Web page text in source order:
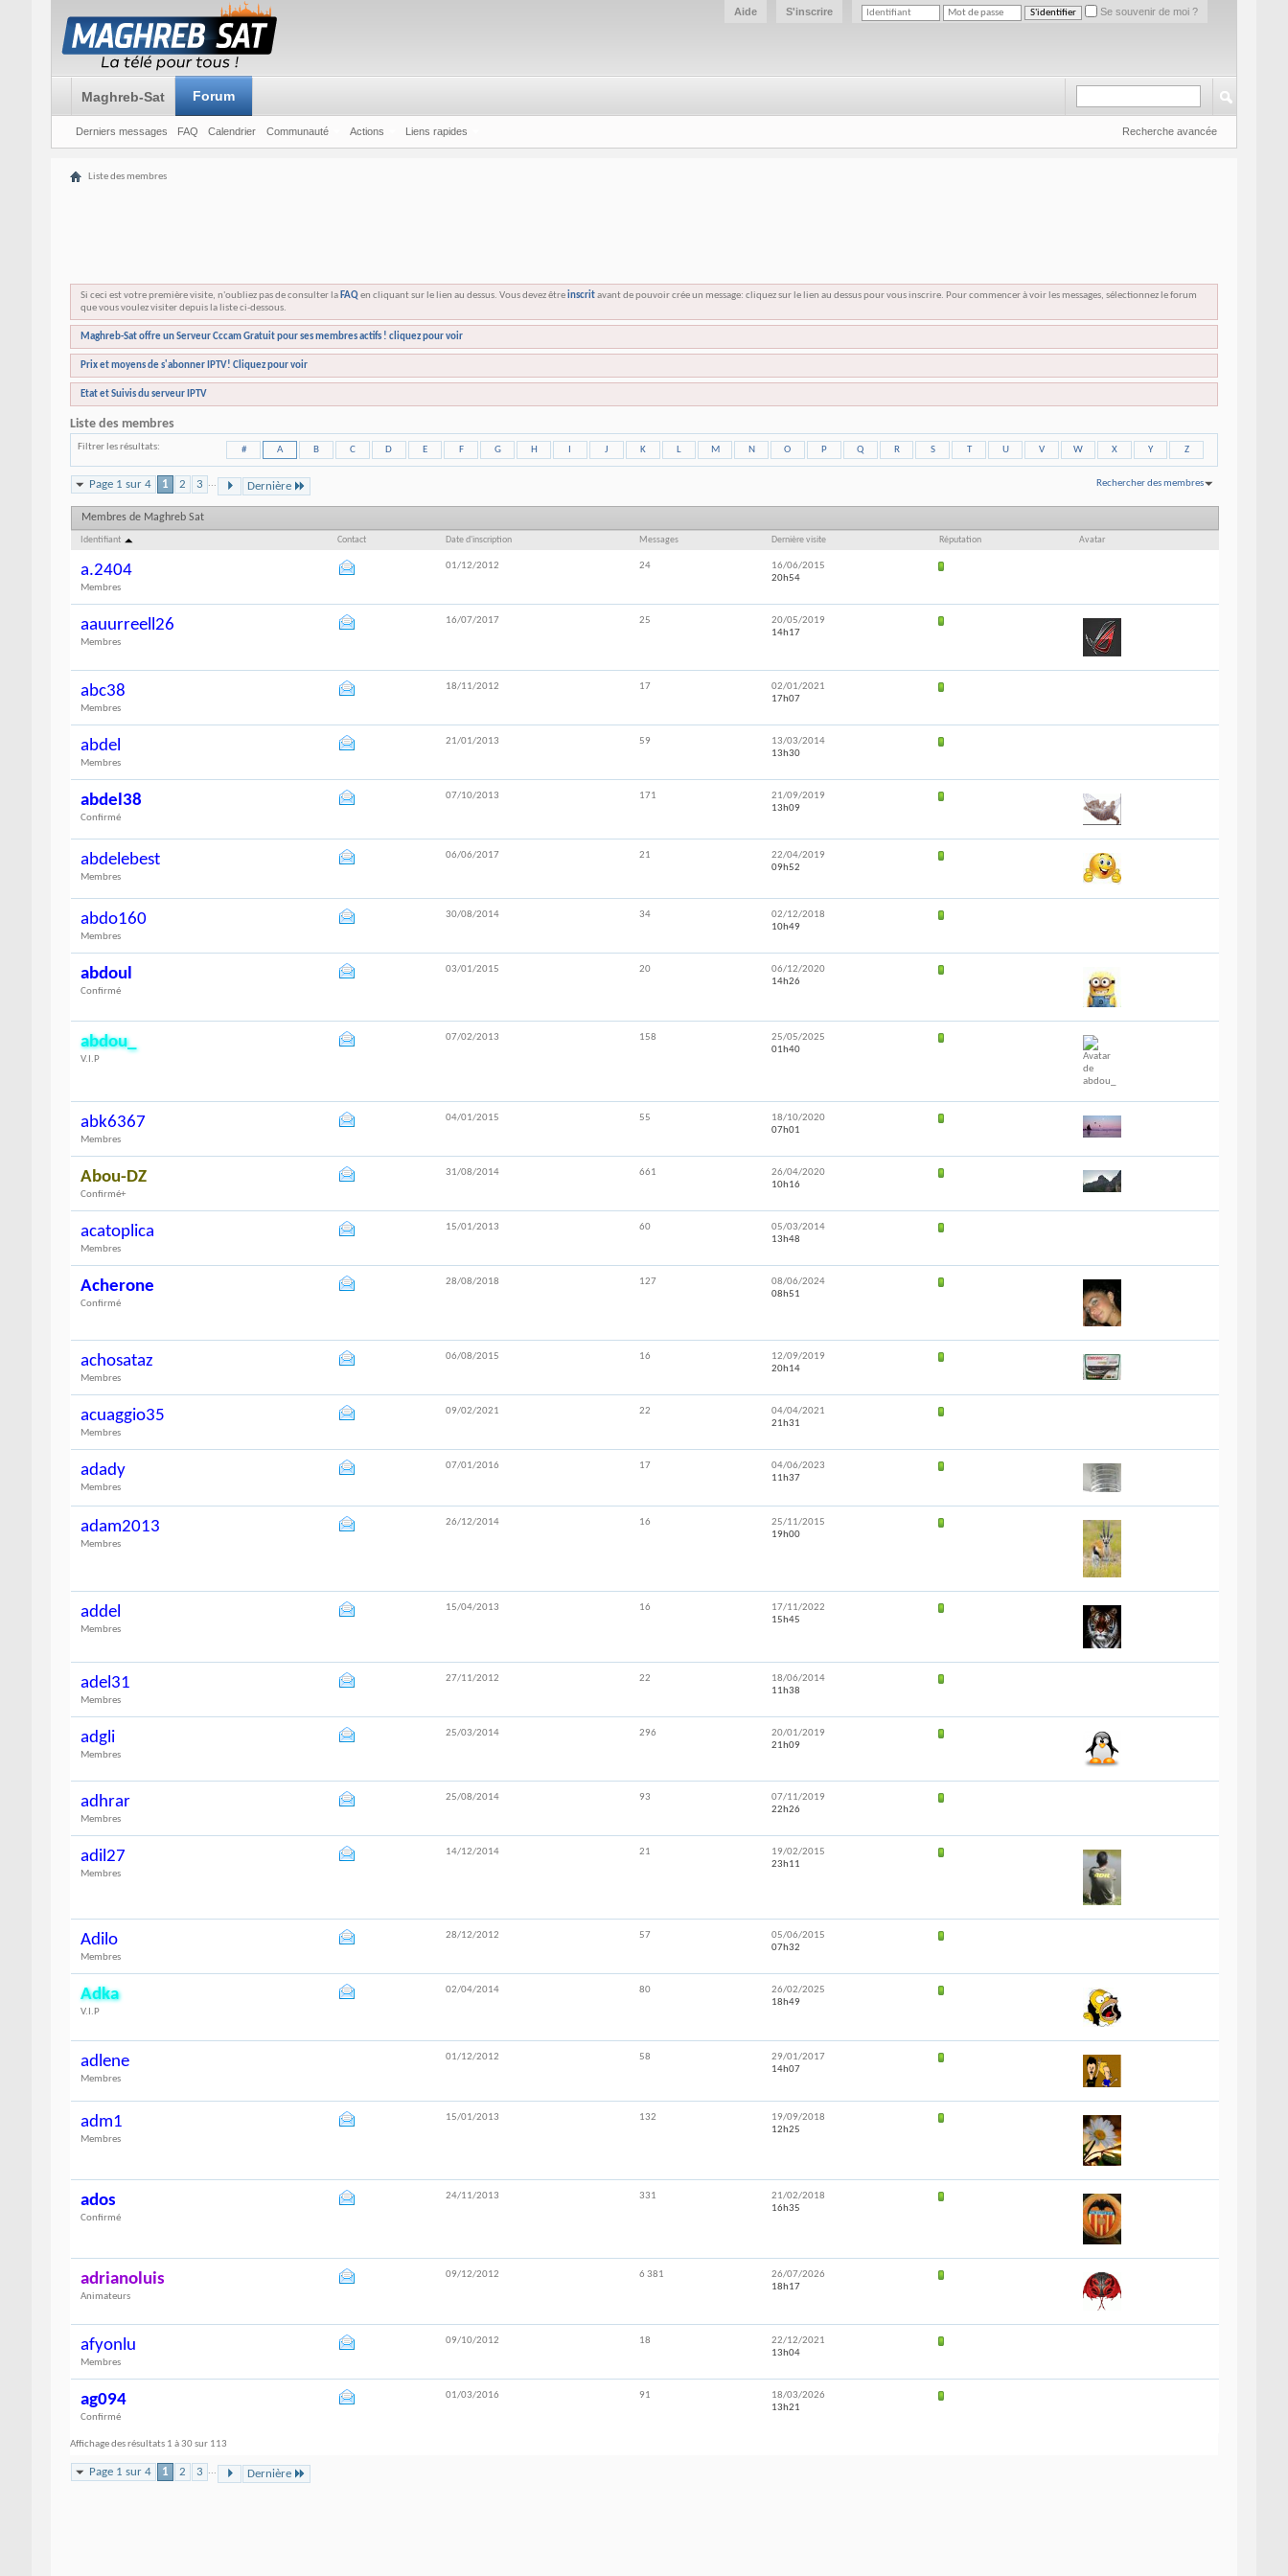
Se souvenir de moi ?
S'inscrire
Aide
Maghreb-Sat Forum
Derniers messages FAQ Calendrier Communauté Actions Liens rapides Recherche avancée
Liste des membres
Si ceci est votre première visite, n'oubliez pas de consulter la FAQen cliquant sur le lien au dessus. Vous devez êtreinscritavant de pouvoir crée un message: cliquez sur le lien au dessus pour vous inscrire. Pour commencer à voir les messages, sélectionnez le forum
que vous voulez visiter depuis la liste ci-dessous.
Maghreb-Sat offre un Serveur Cccam Gratuit pour ses membres actifs ! cliquez pour voir
Prix et moyens de s'abonner IPTV! Cliquez pour voir
Etat et Suivis du serveur IPTV
Liste des membres
Filtrer les résultats # A B C D E F G H J K L M N O P Q R S T U V W X Y Z
Page 1 sur 4 1 2 3 ... Dernière Rechercher des membres
Membres de Maghreb Sat
Identifiant Contact Date d'inscription Messages Dernière visite Réputation Avatar
a.2404
Membres
01/12/2012 24
16/06/2015
20h54
aauurreell26
Membres
16/07/2017 25
20/05/2019
14h17
abc38
Membres
18/11/2012 17
02/01/2021
17h07
abdel
Membres
21/01/2013 59
13/03/2014
13h30
abdel38
Confirmé
07/10/2013 171
21/09/2019
13h09
abdelebest
Membres
06/06/2017 21
22/04/2019
09h52
abdo160
Membres
30/08/2014 34
02/12/2018
10h49
abdoul
Confirmé
03/01/2015 20
06/12/2020
14h26
abdou_
V.I.P
07/02/2013 158
25/05/2025
01h40
abk6367
Membres
04/01/2015 55
18/10/2020
07h01
Abou-DZ
Confirmé+
31/08/2014 661
26/04/2020
10h16
acatoplica
Membres
15/01/2013 60
05/03/2014
13h48
Acherone
Confirmé
28/08/2018 127
08/06/2024
08h51
achosataz
Membres
06/08/2015 16
12/09/2019
20h14
acuaggio35
Membres
09/02/2021 22
04/04/2021
21h31
adady
Membres
07/01/2016 17
04/06/2023
11h37
adam2013
Membres
26/12/2014 16
25/11/2015
19h00
addel
Membres
15/04/2013 16
17/11/2022
15h45
adel31
Membres
27/11/2012 22
18/06/2014
11h38
adgli
Membres
25/03/2014 296
20/01/2019
21h09
adhrar
Membres
25/08/2014 93
07/11/2019
22h26
adil27
Membres
14/12/2014 21
19/02/2015
23h11
Adilo
Membres
28/12/2012 57
05/06/2015
07h32
Adka
V.I.P
02/04/2014 80
26/02/2025
18h49
adlene
Membres
01/12/2012 58
29/01/2017
14h07
adm1
Membres
15/01/2013 132
19/09/2018
12h25
ados
Confirmé
24/11/2013 331
21/02/2018
16h35
adrianoluis
Animateurs
09/12/2012 6 381
26/07/2026
18h17
afyonlu
Membres
09/10/2012 18
22/12/2021
13h04
ag094
Confirmé
01/03/2016 91
18/03/2026
13h21
Affichage des résultats 1 à 30 sur 113
Page 1 sur 4 1 2 3 ... Dernière